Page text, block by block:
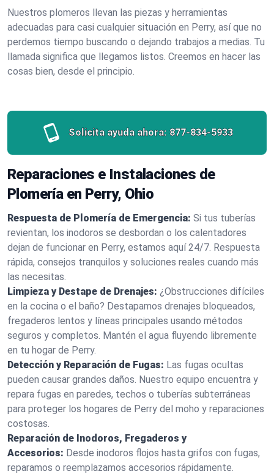
Nuestros plomeros llevan las piezas y herramientas
adecuadas para casi cualquier situación en Perry, así que no
perdemos tiempo buscando o dejando trabajos a medias. Tu
llamada significa que llegamos listos. Creemos en hacer las
cosas bien, desde el principio.
Solicita ayuda ahora: 877-834-5933
Reparaciones e Instalaciones de
Plomería en Perry, Ohio
Respuesta de Plomería de Emergencia: Si tus tuberías
revientan, los inodoros se desbordan o los calentadores
dejan de funcionar en Perry, estamos aquí 24/7. Respuesta
rápida, consejos tranquilos y soluciones reales cuando más
las necesitas.
Limpieza y Destape de Drenajes: ¿Obstrucciones difíciles
en la cocina o el baño? Destapamos drenajes bloqueados,
fregaderos lentos y líneas principales usando métodos
seguros y completos. Mantén el agua fluyendo libremente
en tu hogar de Perry.
Detección y Reparación de Fugas: Las fugas ocultas
pueden causar grandes daños. Nuestro equipo encuentra y
repara fugas en paredes, techos o tuberías subterráneas
para proteger los hogares de Perry del moho y reparaciones
costosas.
Reparación de Inodoros, Fregaderos y
Accesorios: Desde inodoros flojos hasta grifos con fugas,
reparamos o reemplazamos accesorios rápidamente.